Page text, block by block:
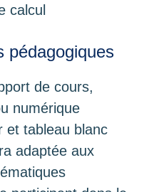
calcul
pédagogiques
de cours,
numérique
et tableau blanc
adaptée aux